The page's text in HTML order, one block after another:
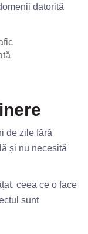
datorită
de zile fără
și nu necesită
ceea ce o face
sunt